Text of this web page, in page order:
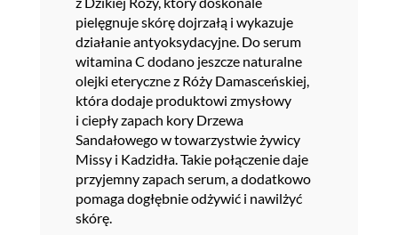
pielęgnuje skórę dojrzałą i wykazuje
działanie antyoksydacyjne. Do serum
witamina C dodano jeszcze naturalne
olejki eteryczne z Róży Damasceńskiej,
która dodaje produktowi zmysłowy
i ciepły zapach kory Drzewa
Sandałowego w towarzystwie żywicy
Missy i Kadzidła. Takie połączenie daje
przyjemny zapach serum, a dodatkowo
pomaga dogłębnie odżywić i nawilżyć
skórę.